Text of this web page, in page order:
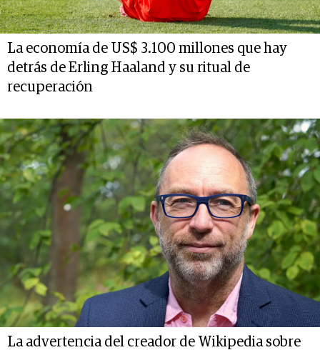
La economía de US$ 3.100 millones que hay
detrás de Erling Haaland y su ritual de
recuperación
La advertencia del creador de Wikipedia sobre